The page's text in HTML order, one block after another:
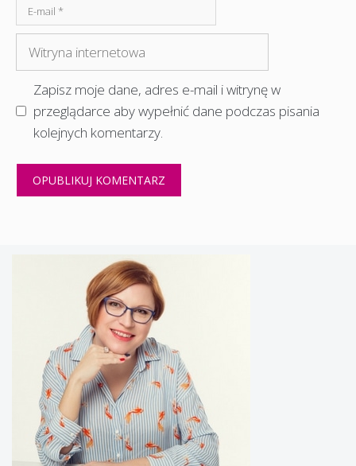
mail
internetowa
Zapisz moje dane, adres e-mail i witrynę w
przeglądarce aby wypełnić dane podczas pisania
kolejnych komentarzy.